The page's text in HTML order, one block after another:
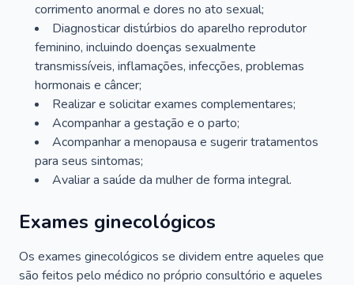
corrimento anormal e dores no ato sexual;
Diagnosticar distúrbios do aparelho reprodutor
feminino, incluindo doenças sexualmente
transmissíveis, inflamações, infecções, problemas
hormonais e câncer;
Realizar e solicitar exames complementares;
Acompanhar a gestação e o parto;
Acompanhar a menopausa e sugerir tratamentos
para seus sintomas;
Avaliar a saúde da mulher de forma integral.
Exames ginecológicos
Os exames ginecológicos se dividem entre aqueles que
são feitos pelo médico no próprio consultório e aqueles